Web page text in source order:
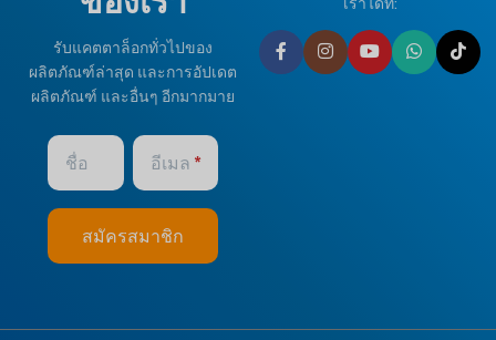
ยี่ห้อ ไคลมาโปร
รับแคตตาล็อกทั่วไปของ
ผลิตภัณฑ์ล่าสุด และการอัปเดต
ผลิตภัณฑ์ และอื่นๆ อีกมากมาย
ชื่อ อีเมล
เราได้ที่: